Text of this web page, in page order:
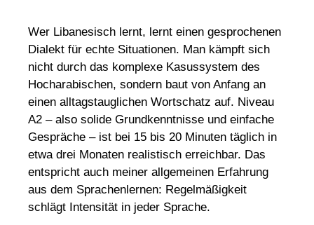
Wer Libanesisch lernt, lernt einen gesprochenen
Dialekt für echte Situationen. Man kämpft sich
nicht durch das komplexe Kasussystem des
Hocharabischen, sondern baut von Anfang an
einen alltagstauglichen Wortschatz auf. Niveau
A2 – also solide Grundkenntnisse und einfache
Gespräche – ist bei 15 bis 20 Minuten täglich in
etwa drei Monaten realistisch erreichbar. Das
entspricht auch meiner allgemeinen Erfahrung
aus dem Sprachenlernen: Regelmäßigkeit
schlägt Intensität in jeder Sprache.